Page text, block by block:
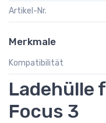
Artikel-Nr.
Merkmale
Kompatibilität
Ladehülle
Focus 3